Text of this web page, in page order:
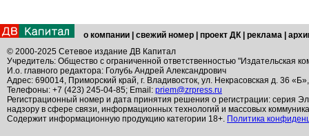
о компании свежий номер проект ДК реклама
© 2000-2025 Сетевое издание ДВ Капитал
Учредитель: Общество с ограниченной ответственностью "Издательская
И.о. главного редактора: Голубь Андрей Александрович
Адрес: 690014, Приморский край, г. Владивосток, ул. Некрасовская д. 36
Телефоны: +7 (423) 245-04-85; Email: priem@zrpress.ru
Регистрационный номер и дата принятия решения о регистрации: серия
надзору в сфере связи, информационных технологий и массовых
Содержит информационную продукцию категории 18+. Политика